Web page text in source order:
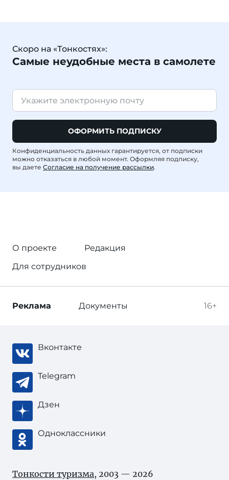
Скоро на «Тонкостях»:
Самые неудобные места в самолете
ОФОРМИТЬ ПОДПИСКУ
Конфиденциальность данных гарантируется, от подписки
можно отказаться в любой момент. Оформляя подписку,
вы даете Согласие на получение рассылки.
О проекте
Редакция
Для сотрудников
16+
Реклама Документы
Вконтакте
Telegram
Дзен
Одноклассники
Тонкости туризма, 2003 — 2026